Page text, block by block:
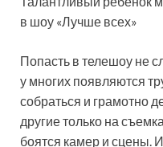
в шоу «Лучше всех»
Попасть в телешоу не
у многих появляются
собраться и грамотно
другие только на
боятся камер и сцены.